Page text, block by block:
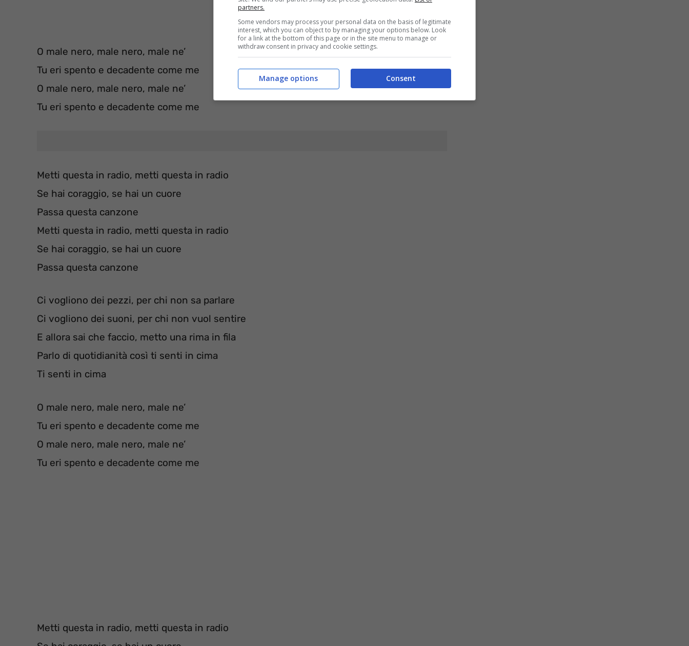
O male nero, male nero, male ne’
Tu eri spento e decadente come me
O male nero, male nero, male ne’
Tu eri spento e decadente come me
Metti questa in radio, metti questa in radio
Se hai coraggio, se hai un cuore
Passa questa canzone
Metti questa in radio, metti questa in radio
Se hai coraggio, se hai un cuore
Passa questa canzone
Ci vogliono dei pezzi, per chi non sa parlare
Ci vogliono dei suoni, per chi non vuol sentire
E allora sai che faccio, metto una rima in fila
Parlo di quotidianità così ti senti in cima
Ti senti in cima
O male nero, male nero, male ne’
Tu eri spento e decadente come me
O male nero, male nero, male ne’
Tu eri spento e decadente come me
Metti questa in radio, metti questa in radio
partners.
Some vendors may process your personal data on the basis of legitimate
interest, which you can object to by managing your options below. Look
for a link at the bottom of this page or in the site menu to manage or
withdraw consent in privacy and cookie settings.
Consent
Manage options